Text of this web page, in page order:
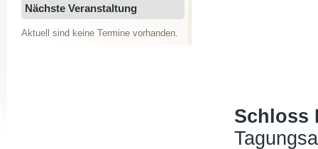
Nächste Veranstaltung
Aktuell sind keine Termine vorhanden.
Schloss